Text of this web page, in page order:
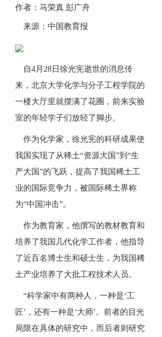
作者：马荣真 彭广舟
来源：中国教育报
自4月28日徐光宪逝世的消息传
来，北京大学化学与分子工程学院的
一楼大厅里就摆满了花圈，前来实验
室的年轻学子们放轻了脚步。
作为化学家，徐光宪的科研成果使
我国实现了从稀土“资源大国”到“生
产大国”的飞跃，提高了我国稀土工
业的国际竞争力，被国际稀土界称
为“中国冲击”。
作为教育家，他撰写的教材教育和
培养了我国几代化学工作者，他指导
了近百名博士生和硕士生，为我国稀
土产业培养了大批工程技术人员。
“科学家中有两种人，一种是‘工
匠’，还有一种是‘大师’。前者的目光
局限在具体的研究中，而后者则研究